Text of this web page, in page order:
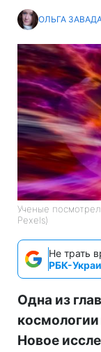
ОЛЬГА
Ученые
Pexels)
Не трать
РБК-
Одна из
Новое